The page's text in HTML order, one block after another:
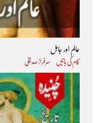
عالم اور جاہل
کام کی باتیں سرفراز صدیقی